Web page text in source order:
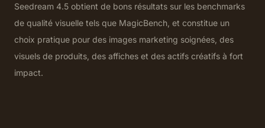
Seedream 4.5 obtient de bons résultats sur les benchmarks
de qualité visuelle tels que MagicBench, et constitue un
choix pratique pour des images marketing soignées, des
visuels de produits, des affiches et des actifs créatifs à fort
impact.